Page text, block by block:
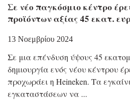
Σε νέο παγκόσμιο κέντρο
προϊόντων αξίας 45 εκατ.
13 Νοεμβρίου 2024
Σε μια επένδυση ύψους 45
δημιουργία ενός νέου κέντρου
προχωράει η Heineken. Τα
εγκαταστάσεων να